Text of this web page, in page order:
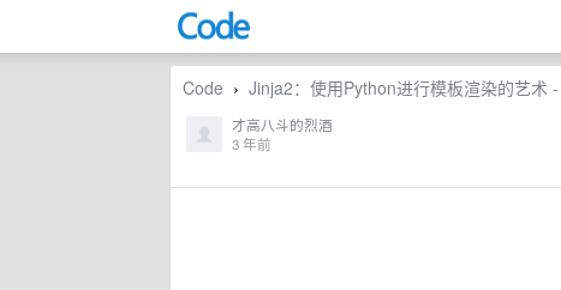
Code › Jinja2：使用Python进行模板渲染的艺术 -
才高八斗的烈酒
3 年前